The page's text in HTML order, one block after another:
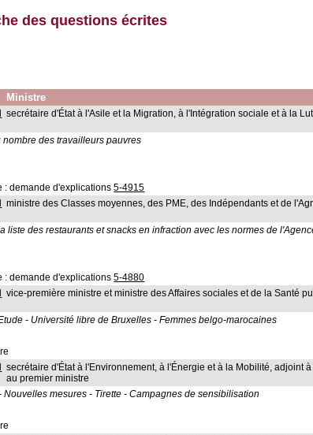
des questions écrites
Ministre
secrétaire d'État à l'Asile et la Migration, à l'Intégration sociale et à la
des travailleurs pauvres
: demande d'explications5-4915
ministre des Classes moyennes, des PME, des Indépendants et de
liste des restaurants et snacks en infraction avec les normes de
: demande d'explications5-4880
vice-première ministre et ministre des Affaires sociales et de la Santé
- Université libre de Bruxelles - Femmes belgo-marocaines
secrétaire d'État à l'Environnement, à l'Énergie et à la Mobilité, adjoint
au premier ministre
Nouvelles mesures - Tirette - Campagnes de sensibilisation